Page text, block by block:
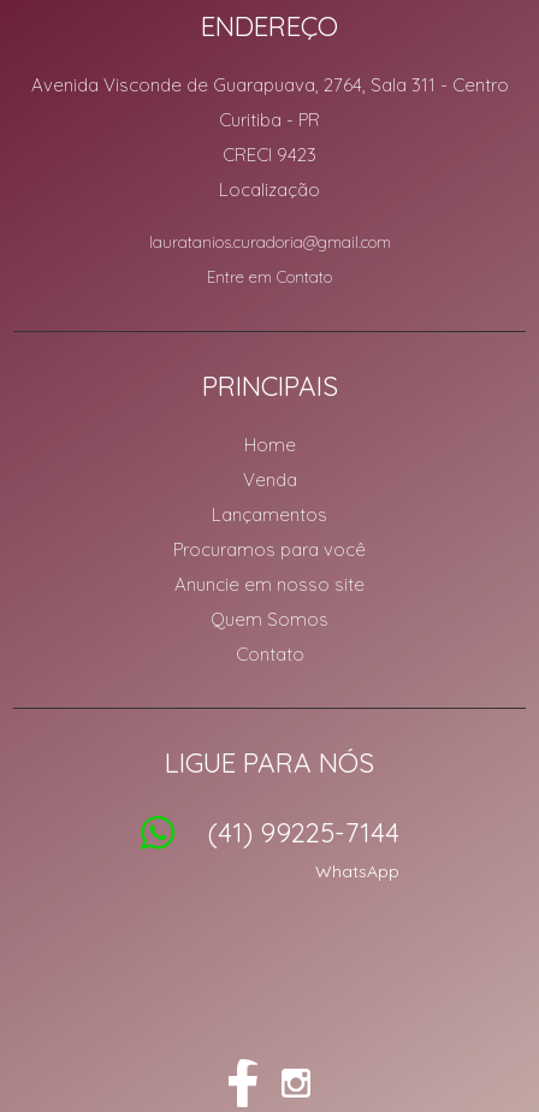
ENDEREÇO
Avenida Visconde de Guarapuava, 2764, Sala 311 - Centro
Curitiba - PR
CRECI 9423
Localização
lauratanios.curadoria@gmail.com
Entre em Contato
PRINCIPAIS
Home
Venda
Lançamentos
Procuramos para você
Anuncie em nosso site
Quem Somos
Contato
LIGUE PARA NÓS
(41) 99225-7144
WhatsApp